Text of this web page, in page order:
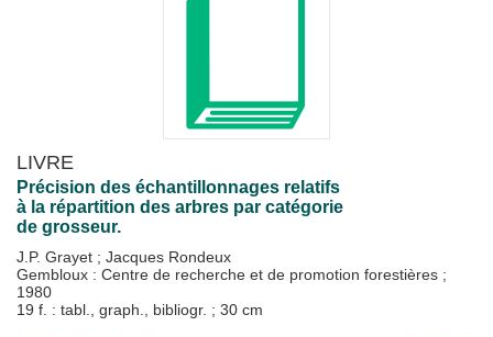
LIVRE
Précision des échantillonnages relatifs
à la répartition des arbres par catégorie
de grosseur.
J.P. Grayet ; Jacques Rondeux
Gembloux : Centre de recherche et de promotion forestières ;
1980
19 f. : tabl., graph., bibliogr. ; 30 cm